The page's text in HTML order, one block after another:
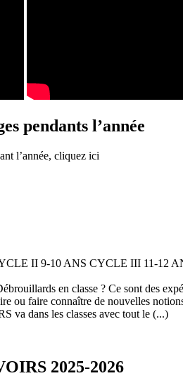
pendants l’année
l’année, cliquez ici
II 9-10 ANS CYCLE III 11-12
en classe ? Ce sont des
ou faire connaître de nouvelles
dans les classes avec tout le (...)
2025-2026